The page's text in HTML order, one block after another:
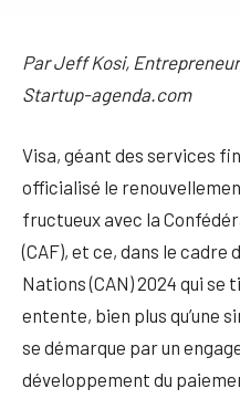
Par Jeff Kosi,
Startup-agenda.com
Visa, géant des services
officialisé le
fructueux avec la
(CAF), et ce, dans le cadre
Nations (CAN) 2024 qui se
entente, bien plus qu’une
se démarque par un
développement du